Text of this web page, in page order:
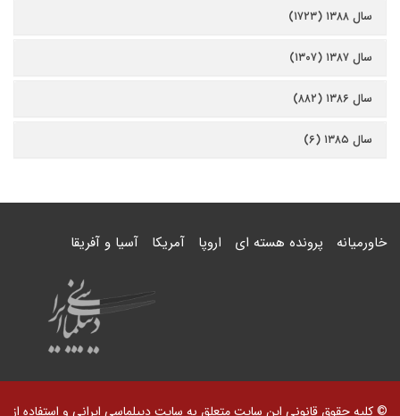
سال ۱۳۸۸ (۱۷۲۳)
سال ۱۳۸۷ (۱۳۰۷)
سال ۱۳۸۶ (۸۸۲)
سال ۱۳۸۵ (۶)
خاورمیانه پرونده هسته ای اروپا آمریکا آسیا و آفریقا
© کلیه حقوق قانونی این سایت متعلق به سایت دیپلماسی ایرانی و استفاده از